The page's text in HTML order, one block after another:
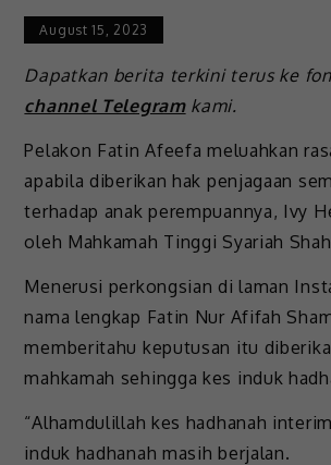
August 15, 2023
Dapatkan berita terkini terus ke
channel Telegramkami.
Pelakon Fatin Afeefa meluahkan
apabila diberikan hak penjagaan
terhadap anak perempuannya, Ivy
oleh Mahkamah Tinggi Syariah
Menerusi perkongsian di laman
nama lengkap Fatin Nur Afifah
memberitahu keputusan itu
mahkamah sehingga kes induk
“Alhamdulillah kes hadhanah
induk hadhanah masih berjalan.